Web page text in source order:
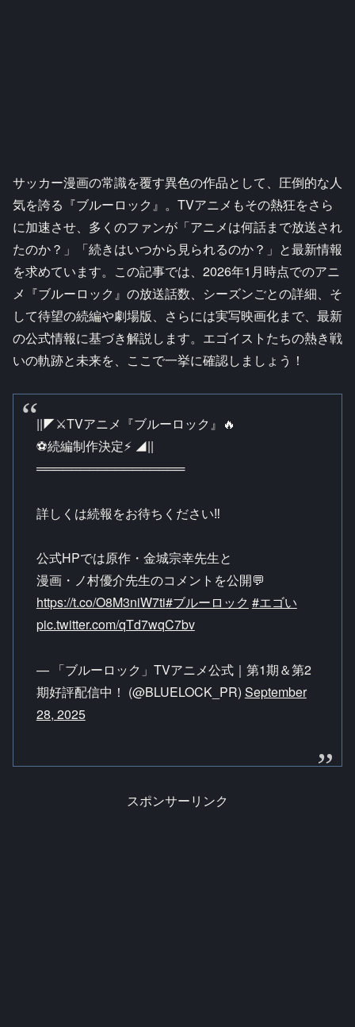
サッカー漫画の常識を覆す異色の作品として、圧倒的な人
気を誇る『ブルーロック』。TVアニメもその熱狂をさら
に加速させ、多くのファンが「アニメは何話まで放送され
たのか？」「続きはいつから見られるのか？」と最新情報
を求めています。この記事では、2026年1月時点でのアニ
メ『ブルーロック』の放送話数、シーズンごとの詳細、そ
して待望の続編や劇場版、さらには実写映画化まで、最新
の公式情報に基づき解説します。エゴイストたちの熱き戦
いの軌跡と未来を、ここで一挙に確認しましょう！
||◤⚔TVアニメ『ブルーロック』🔥
⚽続編制作決定⚡ ◢||
═════════════════
詳しくは続報をお待ちください‼
公式HPでは原作・金城宗幸先生と
漫画・ノ村優介先生のコメントを公開💬
https://t.co/O8M3niW7ti#ブルーロック #エゴい
pic.twitter.com/qTd7wqC7bv
— 「ブルーロック」TVアニメ公式｜第1期＆第2
期好評配信中！ (@BLUELOCK_PR) September
28, 2025
スポンサーリンク